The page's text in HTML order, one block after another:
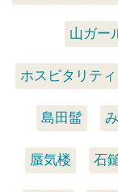
山ガー
ホスピタリティ
島田髷
蜃気楼 石